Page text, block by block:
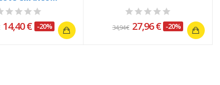
14,40 € -20% 34,94 € 27,96 € -20%